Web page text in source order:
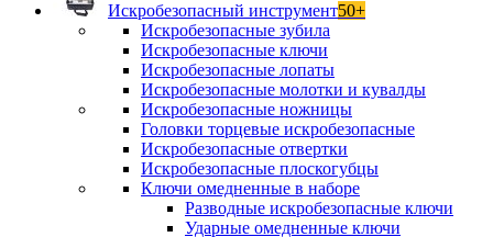
Искробезопасный инструмент50+
Искробезопасные зубила
Искробезопасные ключи
Искробезопасные лопаты
Искробезопасные молотки и кувалды
Искробезопасные ножницы
Головки торцевые искробезопасные
Искробезопасные отвертки
Искробезопасные плоскогубцы
Ключи омедненные в наборе
Разводные искробезопасные ключи
Ударные омедненные ключи